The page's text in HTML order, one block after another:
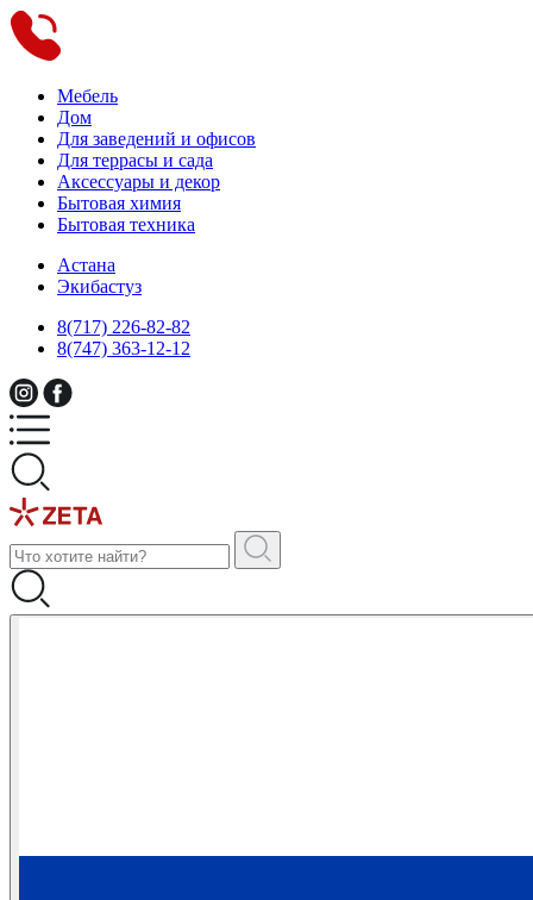
Мебель
Дом
Для заведений и офисов
Для террасы и сада
Аксессуары и декор
Бытовая химия
Бытовая техника
Астана
Экибастуз
8(717) 226-82-82
8(747) 363-12-12